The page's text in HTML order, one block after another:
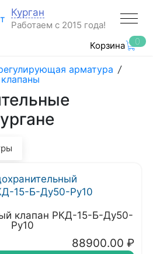
Курган
Работаем с 2015 года!
Корзина 0
арматура /
клапан РКД-15-Б-Ду50-
Ру10
88900.00 ₽